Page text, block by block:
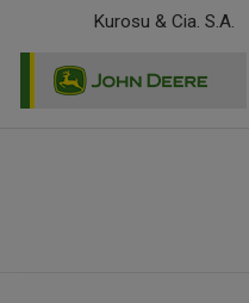
Kurosu & Cia. S.A.